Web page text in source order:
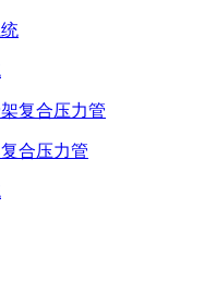
合压力管